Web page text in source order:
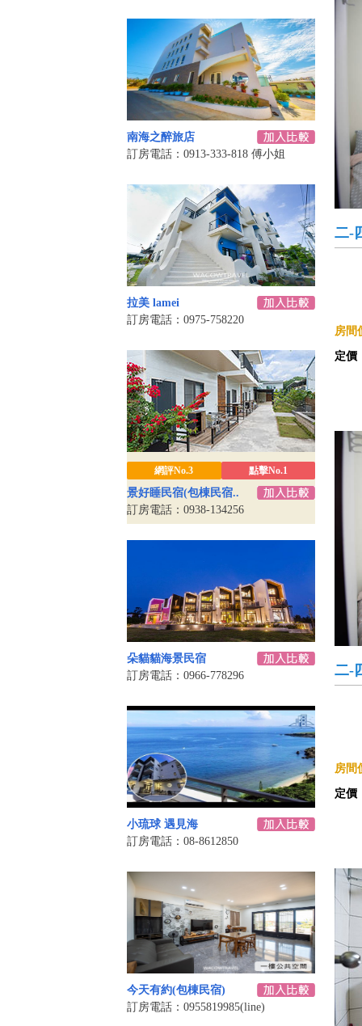
南海之醉旅店
訂房電話：0913-333-818 傅小姐
拉美 lamei
訂房電話：0975-758220
網評No.3 點擊No.1
景好睡民宿(包棟民宿..
訂房電話：0938-134256
朵貓貓海景民宿
訂房電話：0966-778296
小琉球 遇見海
訂房電話：08-8612850
今天有約(包棟民宿)
訂房電話：0955819985(line)
二-
房間
定價
二-
房間
定價